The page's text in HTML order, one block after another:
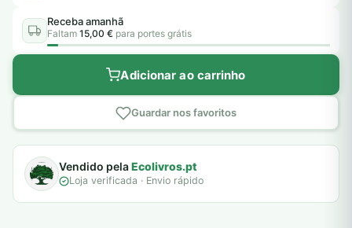
Receba amanhã
Faltam 15,00 € para portes grátis
Adicionar ao carrinho
Guardar nos favoritos
Vendido pelaEcolivros.pt
Loja verificada · Envio rápido